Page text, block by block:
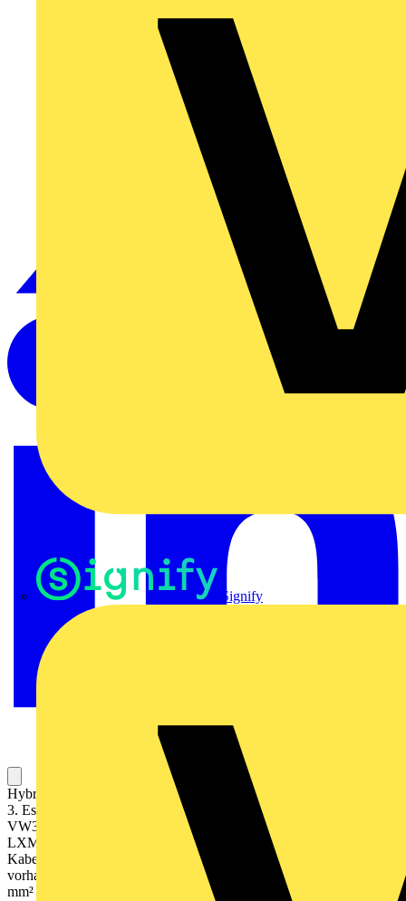
Signify
Hybridkabel für die motion-basierte Automatisierung mit PacDrive
3. Es wird als Verlängerung des Hybrid-Anschlusskabels
VW3ED132Rxxx zwischen SH3-Servomotor und Servoantrieb
LXM62 mit OMC (One-Motor-Cable) verwendet. An beiden
Kabelenden sind M17-Steckverbinder für einen schnellen Anschluss
vorhanden. Der Leitungsquerschnitt beträgt 4x 1,5 mm², 2x 0,75
mm² und 2x AWG24. Die Kabellänge beträgt 10 m.